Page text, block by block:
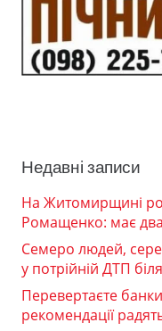
Недавні записи
На Житомирщині
Ромащенко: має
Семеро людей,
у потрійній ДТП
Перевертаєте
рекомендації